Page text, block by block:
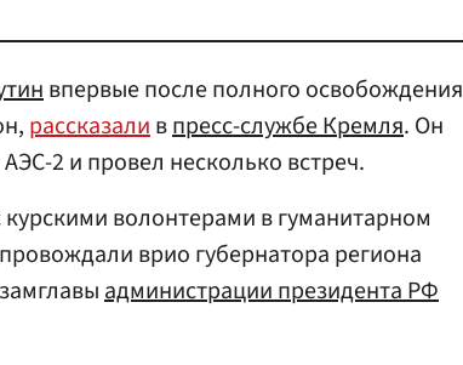
впервые после полного освобождения
рассказаливпресс-службе Кремля. Он
2 и провел несколько встреч.
волонтерами в гуманитарном
врио губернатора региона
администрации президента РФ